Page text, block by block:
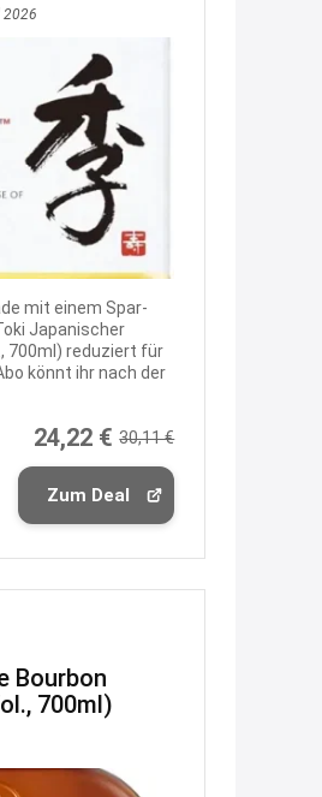
2026
mit einem Spar-
Japanischer
700ml) reduziert für
könnt ihr nach der
24,22 € 30,11 €
Zum Deal
Bourbon
700ml)
habe ein Problem.
mein Gutschein ein,
bezahlt worden ist?
Bei welchen Shop ?
kann man keine
nach einem Kauf
stornieren und
bestellen, da man
oder an der Kasse
Kauf einlösen kann.